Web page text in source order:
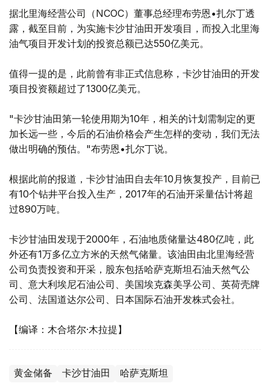
据北里海经营公司（NCOC）董事总经理布劳恩•扎尔丁透
露，截至目前，为实施卡沙甘油田开发项目，而投入北里海
油气项目开发计划的投资总额已达550亿美元。
值得一提的是，此前曾有非正式信息称，卡沙甘油田的开发
项目投资额超过了1300亿美元。
"卡沙甘油田第一轮使用期为10年，相关的计划需制定的更
加长远一些，今后的石油价格会产生怎样的变动，我们无法
做出明确的预估。"布劳恩•扎尔丁说。
根据此前的报道，卡沙甘油田自去年10月恢复投产，目前已
有10个钻井平台投入生产，2017年的石油开采量估计将超
过890万吨。
卡沙甘油田发现于2000年，石油地质储量达480亿吨，此
外还有1万多亿立方米的天然气储量。该油田由北里海经营
公司负责投资和开采，股东包括哈萨克斯坦石油天然气公
司、意大利埃尼石油公司、美国埃克森美孚公司、英荷壳牌
公司、法国道达尔公司、日本国际石油开发株式会社。
【编译：木合塔尔·木拉提】
黄金储备 卡沙甘油田 哈萨克斯坦